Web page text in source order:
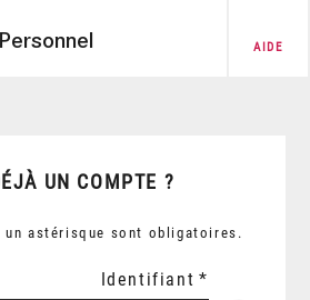
AIDE
UN COMPTE ?
un astérisque sont obligatoires.
Identifiant